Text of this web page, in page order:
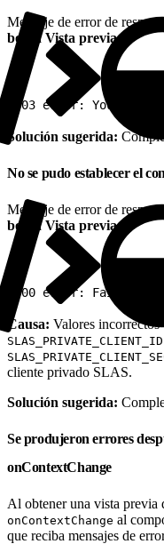
Mensaje de error de
botón Vista previa:
403 error: You don't
Solución sugerida:
No se pudo establecer el
Mensaje de error de
botón Vista previa:
400 error: Failed to
Causa: Valores incorrectos
SLAS_PRIVATE_CLIENT_ID
cliente privado SLAS.
Solución sugerida:
Se produjeron errores
onContextChange
Al obtener una vista previa
onContextChange al
que reciba mensajes de